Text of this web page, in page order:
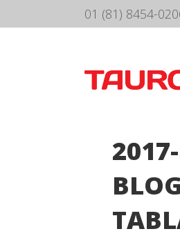
01 (81) 8454-